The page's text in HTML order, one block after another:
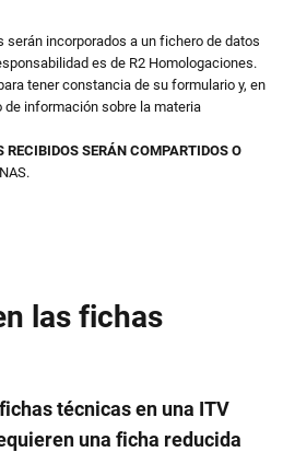
incorporados a un fichero de datos
es de R2 Homologaciones.
tener constancia de su formulario y, en
de información sobre la materia
SERÁN COMPARTIDOS O
las fichas
técnicas en una ITV
una ficha reducida